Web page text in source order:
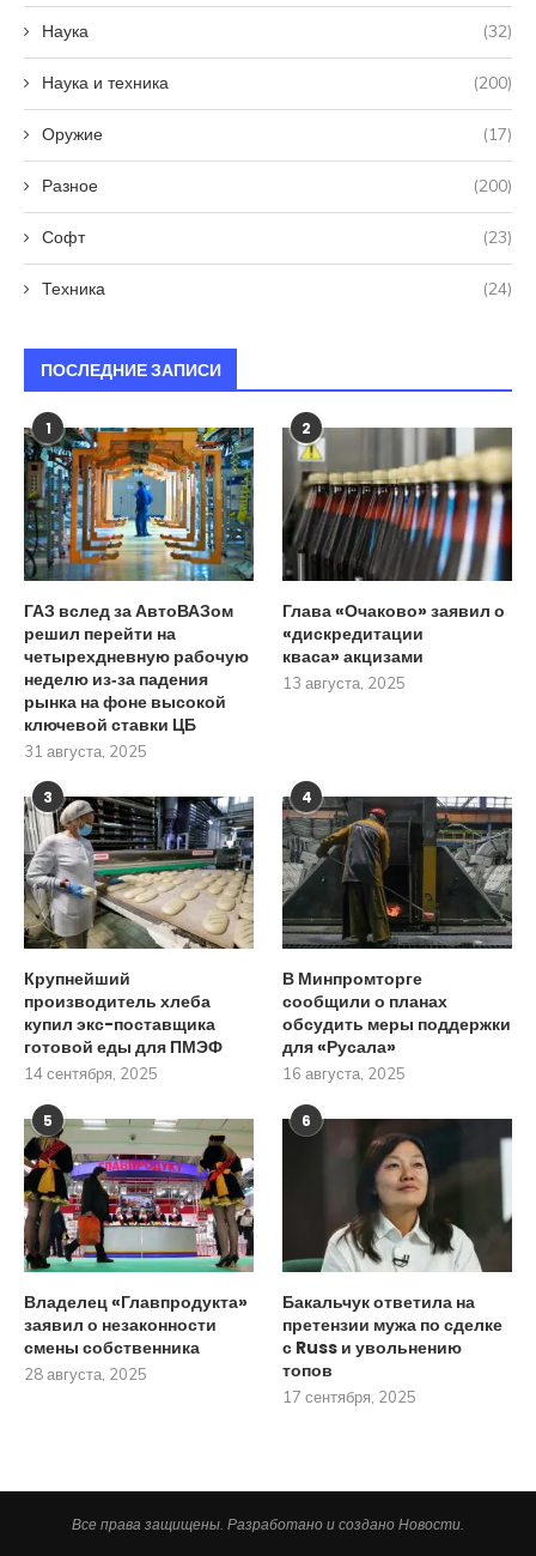
Наука (32)
Наука и техника (200)
Оружие (17)
Разное (200)
Софт (23)
Техника (24)
ПОСЛЕДНИЕ ЗАПИСИ
1
ГАЗ вслед за АвтоВАЗом
решил перейти на
четырехдневную рабочую
неделю из‑за падения
рынка на фоне высокой
ключевой ставки ЦБ
31 августа, 2025
2
Глава «Очаково» заявил о
«дискредитации
кваса» акцизами
13 августа, 2025
3
Крупнейший
производитель хлеба
купил экс-поставщика
готовой еды для ПМЭФ
14 сентября, 2025
4
В Минпромторге
сообщили о планах
обсудить меры поддержки
для «Русала»
16 августа, 2025
5
Владелец «Главпродукта»
заявил о незаконности
смены собственника
28 августа, 2025
6
Бакальчук ответила на
претензии мужа по сделке
с Russ и увольнению
топов
17 сентября, 2025
Все права защищены. Разработано и создано Новости.